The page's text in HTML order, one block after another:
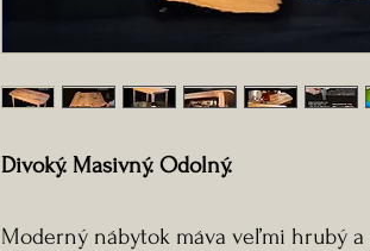
Divoký. Masivný. Odolný.
Moderný nábytok máva veľmi hrubý